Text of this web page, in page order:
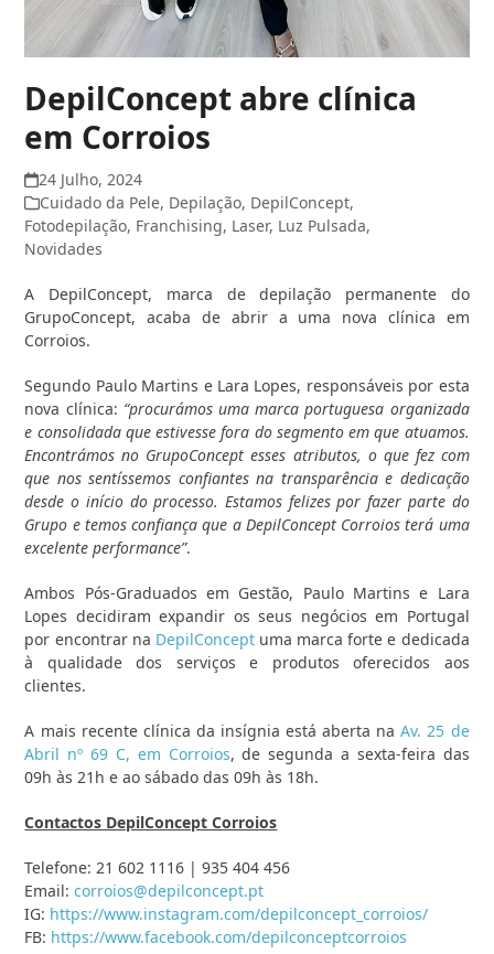
DepilConcept abre clínica
em Corroios
24 Julho, 2024
Cuidado da Pele, Depilação, DepilConcept,
Fotodepilação, Franchising, Laser, Luz Pulsada,
Novidades
A DepilConcept, marca de depilação permanente do
GrupoConcept, acaba de abrir a uma nova clínica em
Corroios.
Segundo Paulo Martins e Lara Lopes, responsáveis por esta
nova clínica: “procurámos uma marca portuguesa organizada
e consolidada que estivesse fora do segmento em que atuamos.
Encontrámos no GrupoConcept esses atributos, o que fez com
que nos sentíssemos confiantes na transparência e dedicação
desde o início do processo. Estamos felizes por fazer parte do
Grupo e temos confiança que a DepilConcept Corroios terá uma
excelente performance”.
Ambos Pós-Graduados em Gestão, Paulo Martins e Lara
Lopes decidiram expandir os seus negócios em Portugal
por encontrar na DepilConceptuma marca forte e dedicada
à qualidade dos serviços e produtos oferecidos aos
clientes.
A mais recente clínica da insígnia está aberta naAv. 25 de
Abril nº 69 C, em Corroios, de segunda a sexta-feira das
09h às 21h e ao sábado das 09h às 18h.
Contactos DepilConcept Corroios
Telefone: 21 602 1116 | 935 404 456
Email:corroios@depilconcept.pt
IG: https://www.instagram.com/depilconcept_corroios/
FB: https://www.facebook.com/depilconceptcorroios